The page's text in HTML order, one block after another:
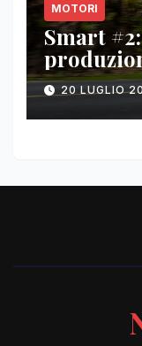
MOTORI
Smart
del paris
20 LUGLIO